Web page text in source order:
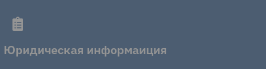
Юридическая информаиция